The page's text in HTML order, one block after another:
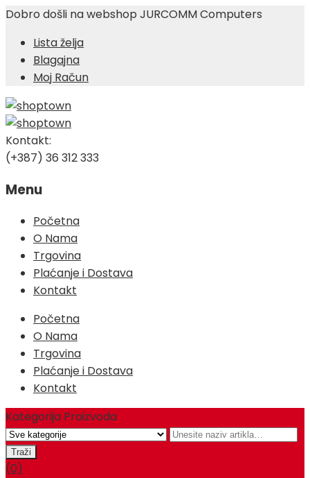
Dobro došli na webshop JURCOMM Computers
Lista želja
Blagajna
Moj Račun
Kontakt:
(+387) 36 312 333
Menu
Skip
content
Početna
O Nama
Trgovina
Plaćanje i Dostava
Kontakt
Početna
O Nama
Trgovina
Plaćanje i Dostava
Kontakt
Kategorija Proizvoda
(0)